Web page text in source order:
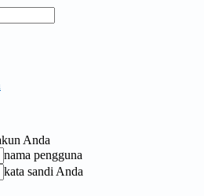
Anda
nama pengguna
kata sandi Anda